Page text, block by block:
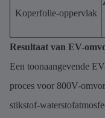
Koperfolie-oppervlak
Resultaat van EV-
Een toonaangevende
proces voor 800V-
stikstof-